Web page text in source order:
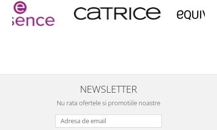
NEWSLETTER
Nu rata ofertele si promotiile noastre